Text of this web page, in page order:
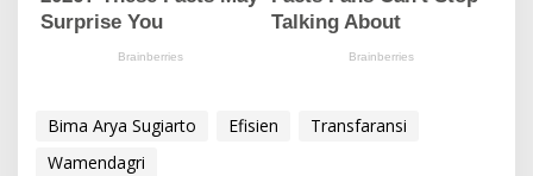
Bima Arya Sugiarto Efisien
Transfaransi
Wamendagri